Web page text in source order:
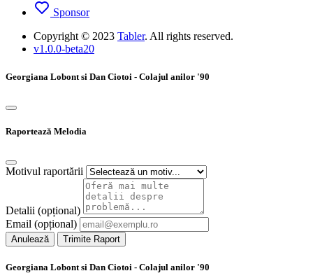
Sponsor
Copyright © 2023 Tabler. All rights reserved.
v1.0.0-beta20
Georgiana Lobont si Dan Ciotoi - Colajul anilor '90
Raportează Melodia
Motivul raportării
Detalii (opțional)
Email (opțional)
Anulează Trimite Raport
Georgiana Lobont si Dan Ciotoi - Colajul anilor '90